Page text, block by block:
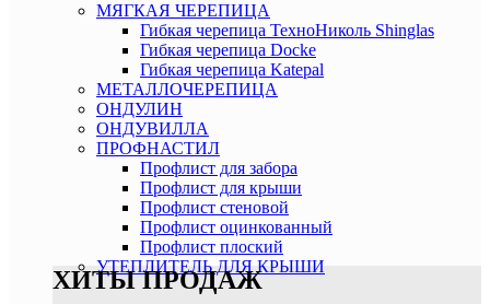
МЯГКАЯ ЧЕРЕПИЦА
Гибкая черепица ТехноНиколь Shinglas
Гибкая черепица Docke
Гибкая черепица Katepal
МЕТАЛЛОЧЕРЕПИЦА
ОНДУЛИН
ОНДУВИЛЛА
ПРОФНАСТИЛ
Профлист для забора
Профлист для крыши
Профлист стеновой
Профлист оцинкованный
Профлист плоский
УТЕПЛИТЕЛЬ ДЛЯ КРЫШИ
ХИТЫ ПРОДАЖ